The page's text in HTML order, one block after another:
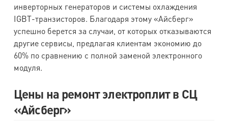
инверторных генераторов и системы охлаждения
IGBT-транзисторов. Благодаря этому «Айсберг»
успешно берется за случаи, от которых отказываются
другие сервисы, предлагая клиентам экономию до
60% по сравнению с полной заменой электронного
модуля.
Цены на ремонт электроплит в СЦ
«Айсберг»